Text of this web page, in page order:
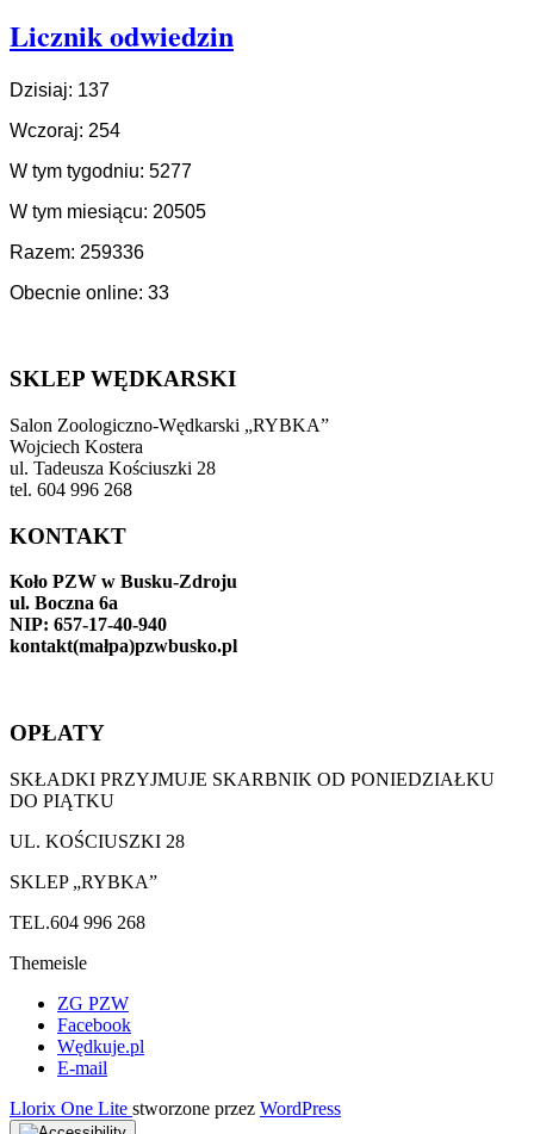
Licznik odwiedzin
Dzisiaj: 137
Wczoraj: 254
W tym tygodniu: 5277
W tym miesiącu: 20505
Razem: 259336
Obecnie online: 33
SKLEP WĘDKARSKI
Salon Zoologiczno-Wędkarski „RYBKA”
Wojciech Kostera
ul. Tadeusza Kościuszki 28
tel. 604 996 268
KONTAKT
Koło PZW w Busku-Zdroju
ul. Boczna 6a
NIP: 657-17-40-940
kontakt(małpa)pzwbusko.pl
OPŁATY
SKŁADKI PRZYJMUJE SKARBNIK OD PONIEDZIAŁKU
DO PIĄTKU
UL. KOŚCIUSZKI 28
SKLEP „RYBKA”
TEL.604 996 268
Themeisle
Drugie
menu
ZG PZW
Facebook
Wędkuje.pl
E-mail
Llorix One Lite stworzone przez WordPress